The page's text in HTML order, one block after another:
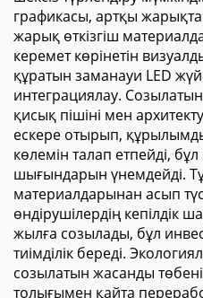
графикасы, артқы
жарық өткізгіш
керемет көрінетін
құратын заманауи LED
интеграциялау. Созылатын
қисық пішіні мен
ескере отырып,
көлемін талап етпейді,
шығындарын үнемдейді.
материалдарынан асып
өндірушілердің кепілдік
жылға созылады, бұл
тиімділік береді.
созылатын жасанды
толығымен қайта